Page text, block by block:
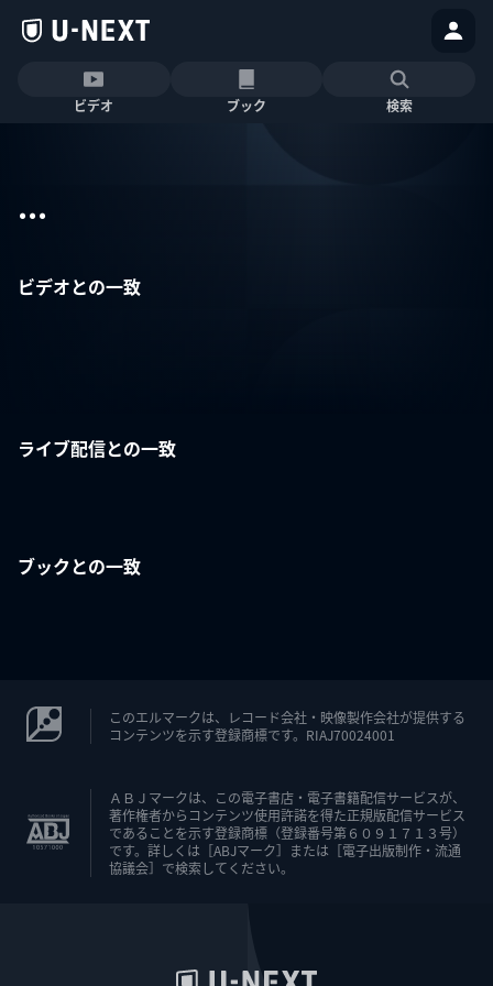
ビデオ ブック 検索
...
ビデオとの一致
ライブ配信との一致
ブックとの一致
このエルマークは、レコード会社・映像製作会社が提供する
コンテンツを示す登録商標です。RIAJ70024001
ＡＢＪマークは、この電子書店・電子書籍配信サービスが、
著作権者からコンテンツ使用許諾を得た正規版配信サービス
であることを示す登録商標（登録番号第６０９１７１３号）
です。詳しくは［ABJマーク］または［電子出版制作・流通
協議会］で検索してください。